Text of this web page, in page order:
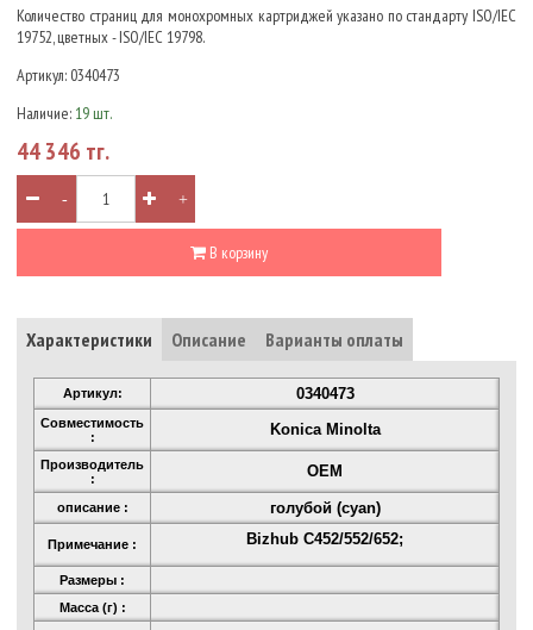
Количество страниц для монохромных картриджей указано по стандарту ISO/IEC
19752, цветных - ISO/IEC 19798.
Артикул: 0340473
Наличие: 19 шт.
44 346 тг.
- +
В корзину
Характеристики Описание Варианты оплаты
Артикул: 0340473
Совместимость
:
Konica Minolta
Производитель
:
OEM
описание : голубой (cyan)
Примечание : Bizhub C452/552/652;
Размеры :
Масса (г) :